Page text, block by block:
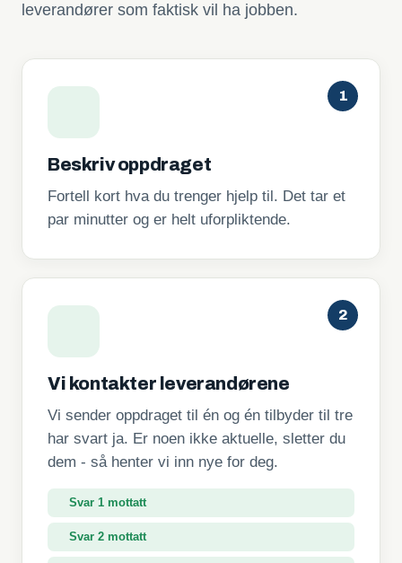
leverandører som faktisk vil ha jobben.
1
Beskriv oppdraget
Fortell kort hva du trenger hjelp til. Det tar et
par minutter og er helt uforpliktende.
2
Vi kontakter leverandørene
Vi sender oppdraget til én og én tilbyder til tre
har svart ja. Er noen ikke aktuelle, sletter du
dem - så henter vi inn nye for deg.
Svar 1 mottatt
Svar 2 mottatt